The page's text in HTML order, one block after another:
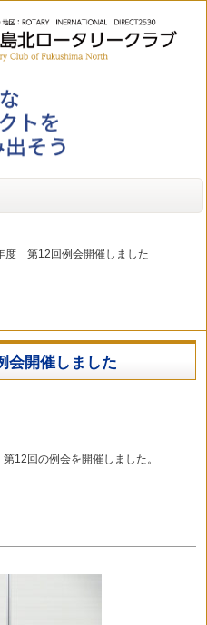
度 第12回例会開催しました
会開催しました
12回の例会を開催しました。